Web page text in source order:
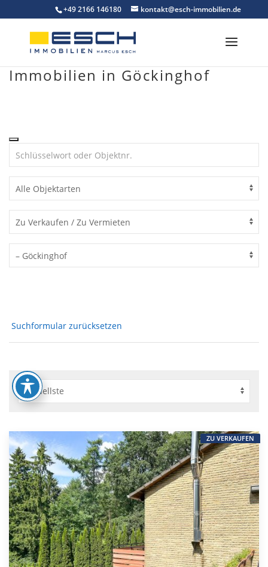
to
content
+49 2166 146180 kontakt@esch-immobilien.de
Immobilien in Göckinghof
Suchformular zurücksetzen
ZU VERKAUFEN